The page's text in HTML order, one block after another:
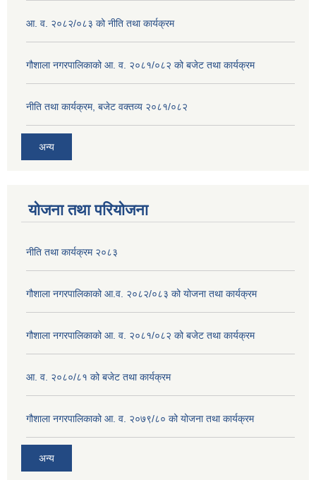
आ. व. २०८२/०८३ को नीति तथा कार्यक्रम
गौशाला नगरपालिकाको आ. व. २०८१/०८२ को बजेट तथा कार्यक्रम
नीति तथा कार्यक्रम, बजेट वक्तव्य २०८१/०८२
अन्य
योजना तथा परियोजना
नीति तथा कार्यक्रम २०८३
गौशाला नगरपालिकाको आ.व. २०८२/०८३ को योजना तथा कार्यक्रम
गौशाला नगरपालिकाको आ. व. २०८१/०८२ को बजेट तथा कार्यक्रम
आ. व. २०८०/८१ को बजेट तथा कार्यक्रम
गौशाला नगरपालिकाको आ. व. २०७९/८० को योजना तथा कार्यक्रम
अन्य